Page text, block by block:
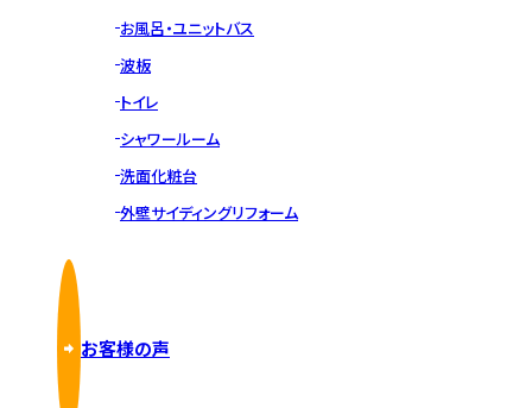
お風呂・ユニットバス
波板
トイレ
シャワールーム
洗面化粧台
外壁サイディングリフォーム
お客様の声